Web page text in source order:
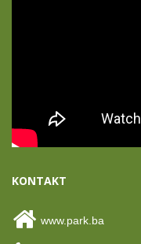
KONTAKT
www.park.ba